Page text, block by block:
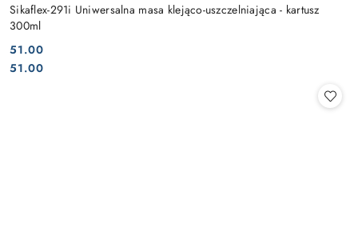
Sikaflex-291i Uniwersalna masa klejąco-uszczelniająca - kartusz
300ml
Cena:
51.00
Cena:
51.00